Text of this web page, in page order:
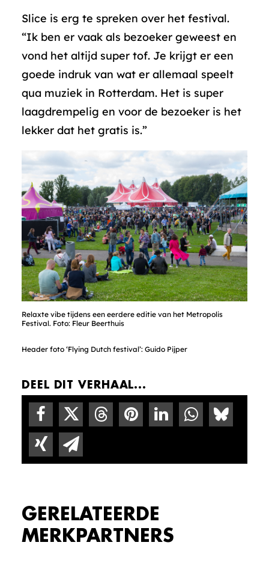
Slice is erg te spreken over het festival.
“Ik ben er vaak als bezoeker geweest en
vond het altijd super tof. Je krijgt er een
goede indruk van wat er allemaal speelt
qua muziek in Rotterdam. Het is super
laagdrempelig en voor de bezoeker is het
lekker dat het gratis is.”
Relaxte vibe tijdens een eerdere editie van het Metropolis
Festival. Foto: Fleur Beerthuis
Header foto ‘Flying Dutch festival’: Guido Pijper
DEEL DIT VERHAAL...
GERELATEERDE
MERKPARTNERS